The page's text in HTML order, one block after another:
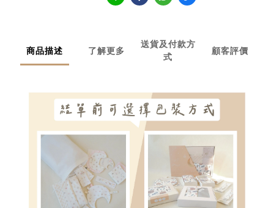
商品描述 了解更多
送貨及付款方
式
顧客評價